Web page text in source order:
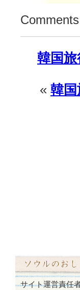
韓国
« 韓
サイト運営責任